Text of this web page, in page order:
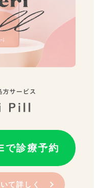
で診療予約
て詳しく